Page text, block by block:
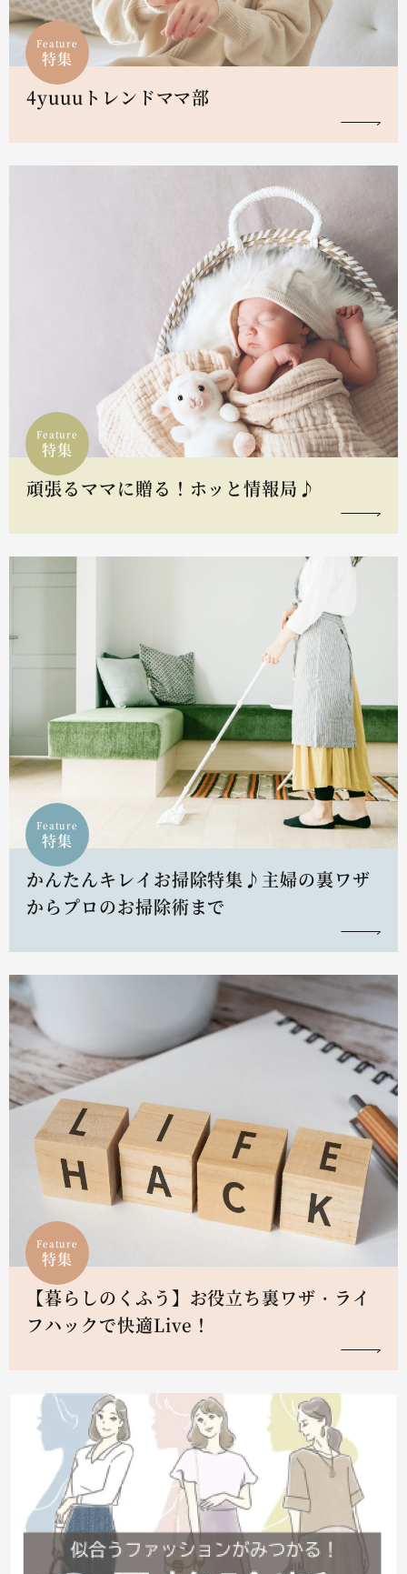
Feature
特集
4yuuuトレンドママ部
Feature
特集
頑張るママに贈る！ホッと情報局♪
Feature
特集
かんたんキレイお掃除特集♪主婦の裏ワザ
からプロのお掃除術まで
Feature
特集
【暮らしのくふう】お役立ち裏ワザ・ライ
フハックで快適Live！